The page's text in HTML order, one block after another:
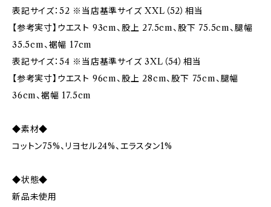
表記サイズ：52 ※当店基準サイズ XXL（52）相当
【参考実寸】ウエスト 93cm、股上 27.5cm、股下 75.5cm、腿幅
35.5cm、裾幅 17cm
表記サイズ：54 ※当店基準サイズ 3XL（54）相当
【参考実寸】ウエスト 96cm、股上 28cm、股下 75cm、腿幅
36cm、裾幅 17.5cm
◆素材◆
コットン75%、リヨセル24%、エラスタン1%
◆状態◆
新品未使用